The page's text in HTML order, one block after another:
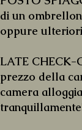
di un
oppure
LATE CHECK-
prezzo della
camera